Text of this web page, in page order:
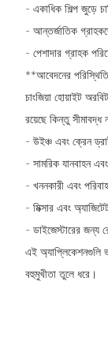
- একাধিক শিল্প জুড়ে
- আন্তর্জাতিক
- পেশাদার গ্রাহক
**আবেদনের
চাংজিয়া হোয়াইট
রয়েছে কিন্তু সীমাবদ্ধ
- উইঞ্চ এবং ক্রেন
- সামরিক যানবাহন
- খননকারী এবং
- মিক্সার এবং
- ডাইজেস্টারের জন্য
এই অ্যাপ্লিকেশনগুলি
বহুমুখীতা তুলে ধরে।